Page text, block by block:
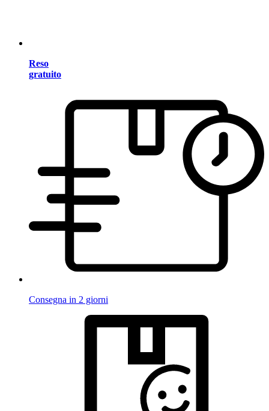
Reso
gratuito
Consegna in 2 giorni